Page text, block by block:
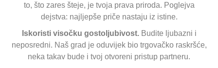
to, što zares šteje, je tvoja prava priroda. Poglejva
dejstva: najljepše priče nastaju iz istine.
Iskoristi visočku gostoljubivost.Budite ljubazni i
neposredni. Naš grad je oduvijek bio trgovačko raskršće,
neka takav bude i tvoj otvoreni pristup partneru.